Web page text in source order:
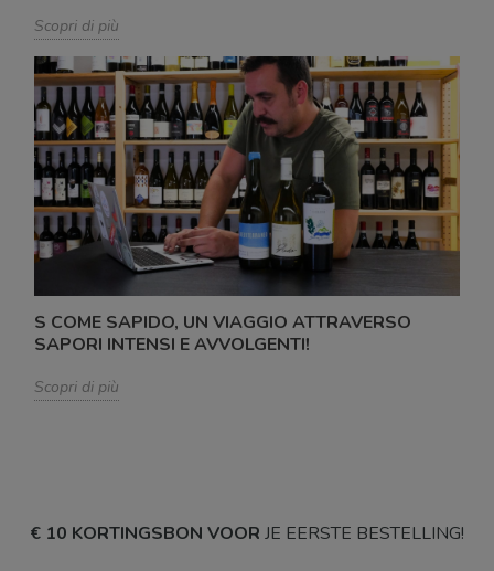
Scopri di più
S COME SAPIDO, UN VIAGGIO ATTRAVERSO
SAPORI INTENSI E AVVOLGENTI!
Scopri di più
€ 10 KORTINGSBON VOOR JE EERSTE BESTELLING!